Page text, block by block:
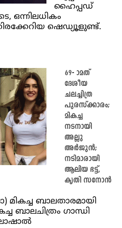
ഹൈപ്പഡ്
ഒന്നിലധികം
ഷെഡ്യൂളുണ്ട്.
69- ാമത്
ദേശീയ
ചലച്ചിത്ര
പുരസ്ക്കാരം;
മികച്ച
നടനായി
അല്ലു
അർജുൻ;
നടിമാരായി
ആലിയ ഭട്ട്,
കൃതി സനോൻ
മികച്ച ബാലതാരമായി
ബാലചിത്രം ഗാന്ധി